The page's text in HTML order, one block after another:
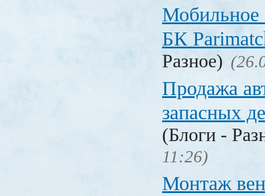
Мобильное
БК
Разное)
Продажа
запасных
(Блоги -
11:26)
Монтаж